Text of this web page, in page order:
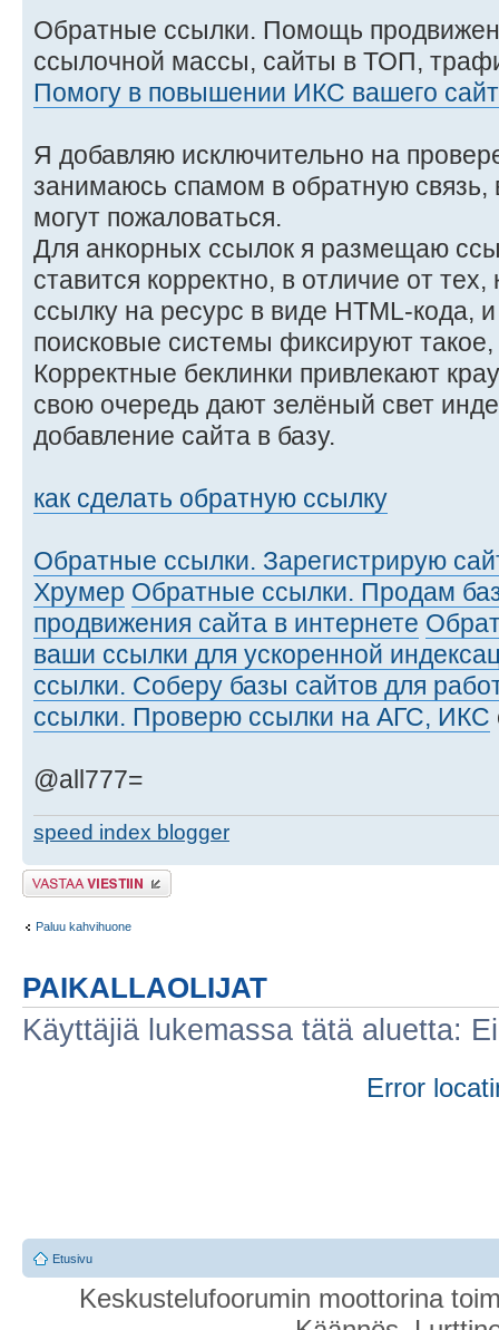
Обратные ссылки. Помощь
ссылочной массы, сайты в ТОП,
Помогу в повышении ИКС вашего
Я добавляю исключительно на
занимаюсь спамом в обратную связь,
могут пожаловаться.
Для анкорных ссылок я размещаю
ставится корректно, в отличие от
ссылку на ресурс в виде HTML-кода,
поисковые системы фиксируют
Корректные беклинки привлекают
свою очередь дают зелёный свет
добавление сайта в базу.
как сделать обратную ссылку
Обратные ссылки. Зарегистрирую
Хрумер Обратные ссылки. Продам
продвижения сайта в интернете
ваши ссылки для ускоренной
ссылки. Соберу базы сайтов для
ссылки. Проверю ссылки на АГС, ИКС
@all777=
speed index blogger
Lähetä vastaus
Paluu kahvihuone
PAIKALLAOLIJAT
Käyttäjiä lukemassa tätä aluetta:
Error
Etusivu
Keskustelufoorumin moottorina